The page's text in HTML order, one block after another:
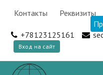
Контакты Реквизиты
+78123125161
Вход на сайт